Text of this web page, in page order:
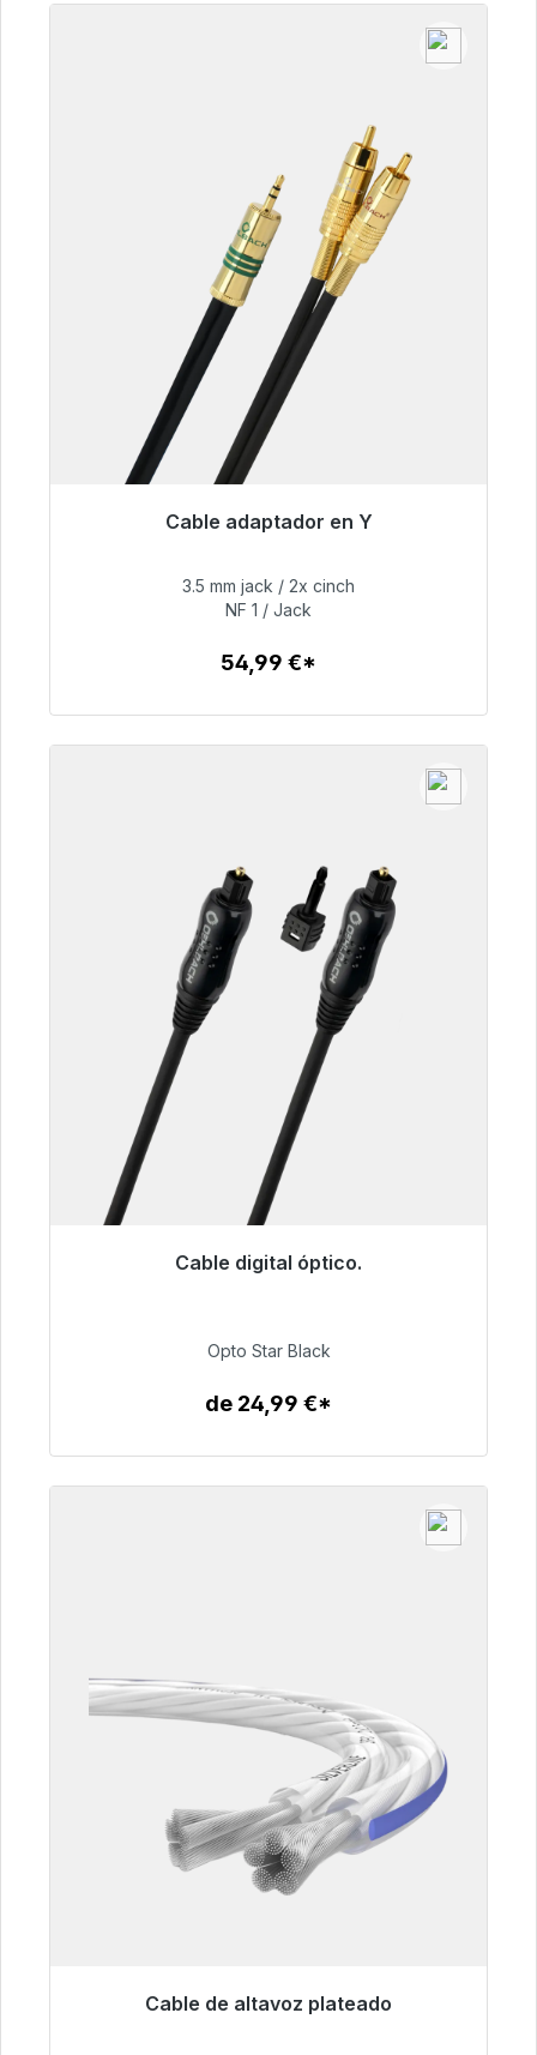
Cable adaptador en Y
Listo para envío inmediato, plazo de entrega
54,99 €
3.5 mm jack / 2x cinch
NF 1 / Jack
54,99 €*
Cable digital óptico.
Listo para envío inmediato, plazo de entrega
93,00 €
Opto Star Black
de 24,99 €*
Cable de altavoz plateado
Listo para envío inmediato, plazo de entrega